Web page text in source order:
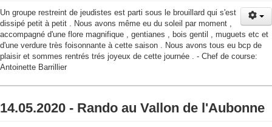
Un groupe restreint de jeudistes est parti sous le brouillard qui s'est
dissipé petit à petit . Nous avons même eu du soleil par moment ,
accompagné d'une flore magnifique , gentianes , bois gentil , muguets etc et
d'une verdure très foisonnante à cette saison . Nous avons tous eu bcp de
plaisir et sommes rentrés trés joyeux de cette journée . - Chef de course:
Antoinette Barrillier
14.05.2020 - Rando au Vallon de l'Aubonne